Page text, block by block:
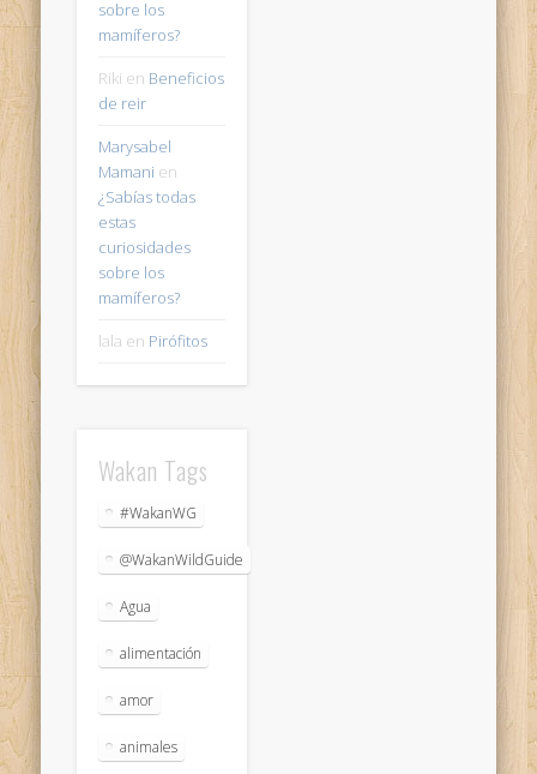
sobre los
mamíferos?
Riki en Beneficios
de reir
Marysabel
Mamani en
¿Sabías todas
estas
curiosidades
sobre los
mamíferos?
lala en Pirófitos
Wakan Tags
#WakanWG
@WakanWildGuide
Agua
alimentación
amor
animales